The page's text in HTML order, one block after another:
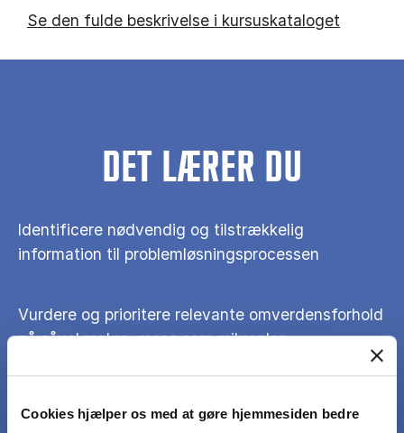
Cookies hjælper os med at gøre hjemmesiden bedre
Se den fulde beskrivelse i kursuskataloget
DET LÆRER DU
Identificere nødvendig og tilstrækkelig
information til problemløsningsprocessen
Vurdere og prioritere relevante omverdensforhold
på såvel makro, meso som mikroplan
forretningsmuligheder under hensyntagen til